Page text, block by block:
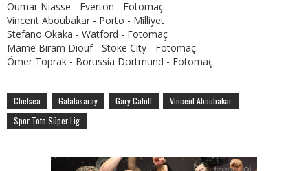
Oumar Niasse - Everton - Fotomaç
Vincent Aboubakar - Porto - Milliyet
Stefano Okaka - Watford - Fotomaç
Mame Biram Diouf - Stoke City - Fotomaç
Ömer Toprak - Borussia Dortmund - Fotomaç
Chelsea Galatasaray Gary Cahill
Vincent Aboubakar
Spor Toto Süper Lig